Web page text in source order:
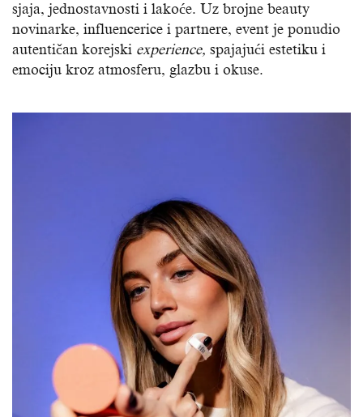
sjaja, jednostavnosti i lakoće. Uz brojne beauty
novinarke, influencerice i partnere, event je ponudio
autentičan korejski experience, spajajući estetiku i
emociju kroz atmosferu, glazbu i okuse.